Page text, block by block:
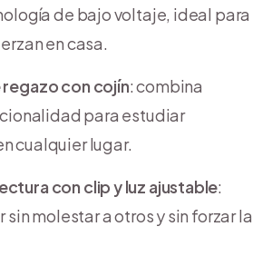
de bajo voltaje, ideal para
en casa.
con cojín: combina
para estudiar
cualquier lugar.
con clip y luz ajustable:
molestar a otros y sin forzar la